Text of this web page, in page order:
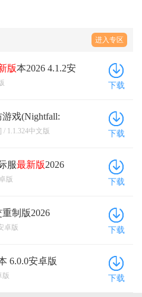
进入专区
版本2026 4.1.2安
下载
戏(Nightfall:
1.1.324中文版
1.1.324中文版 下载
服最新版2026
版 下载
制版2026
卓版 下载
6.0.0安卓版
版 下载